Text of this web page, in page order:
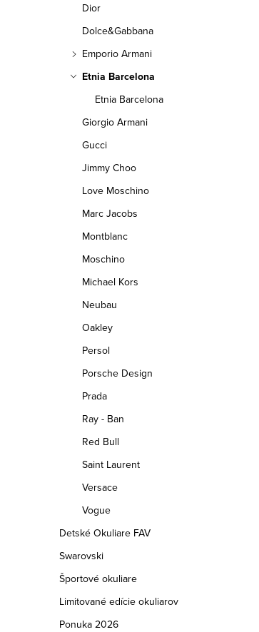
Dior
Dolce&Gabbana
Emporio Armani
Etnia Barcelona
Etnia Barcelona
Giorgio Armani
Gucci
Jimmy Choo
Love Moschino
Marc Jacobs
Montblanc
Moschino
Michael Kors
Neubau
Oakley
Persol
Porsche Design
Prada
Ray - Ban
Red Bull
Saint Laurent
Versace
Vogue
Detské Okuliare FAV
Swarovski
Športové okuliare
Limitované edície okuliarov
Ponuka 2026